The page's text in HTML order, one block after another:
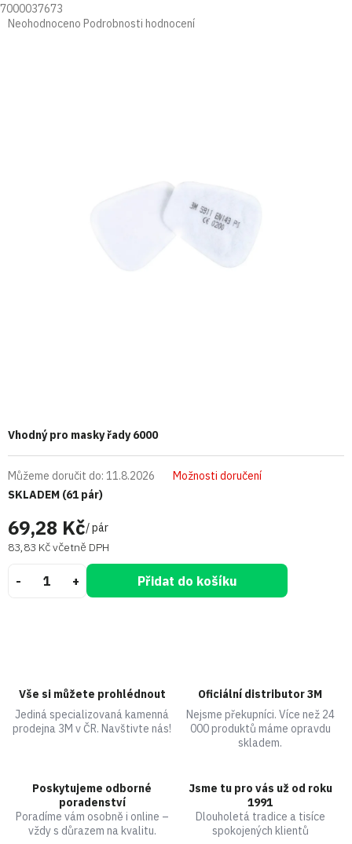
7000037673
Průměrné
Neohodnoceno Podrobnosti hodnocení
69,28 Kč/ pár
83,83 Kč včetně DPH
SKLADEM (61 pár)
Můžeme doručit do: 11.8.2026 Možnosti doručení
Přidat do košíku
Vhodný pro masky řady 6000
Vše si můžete prohlédnout
Jediná specializovaná kamenná
prodejna 3M v ČR. Navštivte nás!
Oficiální distributor 3M
Nejsme překupníci. Více než 24
000 produktů máme opravdu
skladem.
Poskytujeme odborné
poradenství
Poradíme vám osobně i online –
vždy s důrazem na kvalitu.
Jsme tu pro vás už od roku
1991
Dlouholetá tradice a tisíce
spokojených klientů